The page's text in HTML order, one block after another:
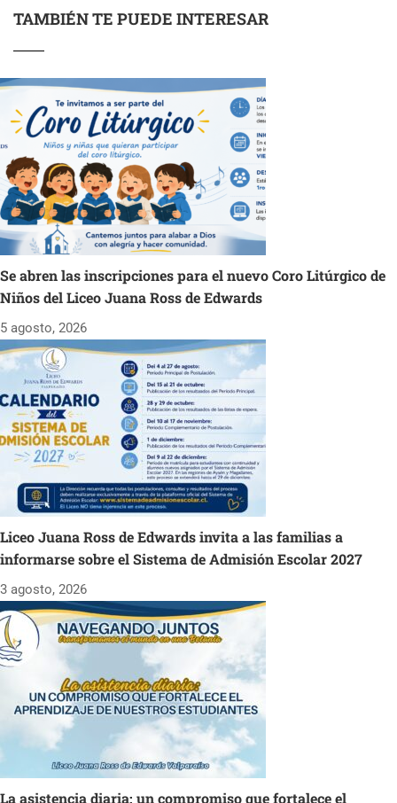
TAMBIÉN TE PUEDE INTERESAR
Se abren las inscripciones para el nuevo Coro Litúrgico de
Niños del Liceo Juana Ross de Edwards
5 agosto, 2026
Liceo Juana Ross de Edwards invita a las familias a
informarse sobre el Sistema de Admisión Escolar 2027
3 agosto, 2026
La asistencia diaria: un compromiso que fortalece el